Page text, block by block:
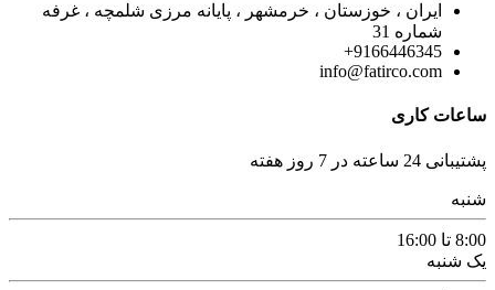
ایران ، خوزستان ، خرمشهر ، پایانه مرزی شلمچه ، غرفه
شماره 31
9166446345+
info@fatirco.com
ساعات کاری
پشتیبانی 24 ساعته در 7 روز هفته
شنبه
8:00 تا 16:00
یک شنبه